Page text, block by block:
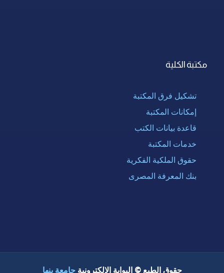
مكتبة الكلية
تشكيل فرق المكتبة
إمكانات المكتبة
قاعدة بيانات الكتب
خدمات المكتبة
حقوق الملكية الفكرية
بنك المعرفة المصرى
حقوق الطبع © البوابة الإلكترونية جامعة بنها